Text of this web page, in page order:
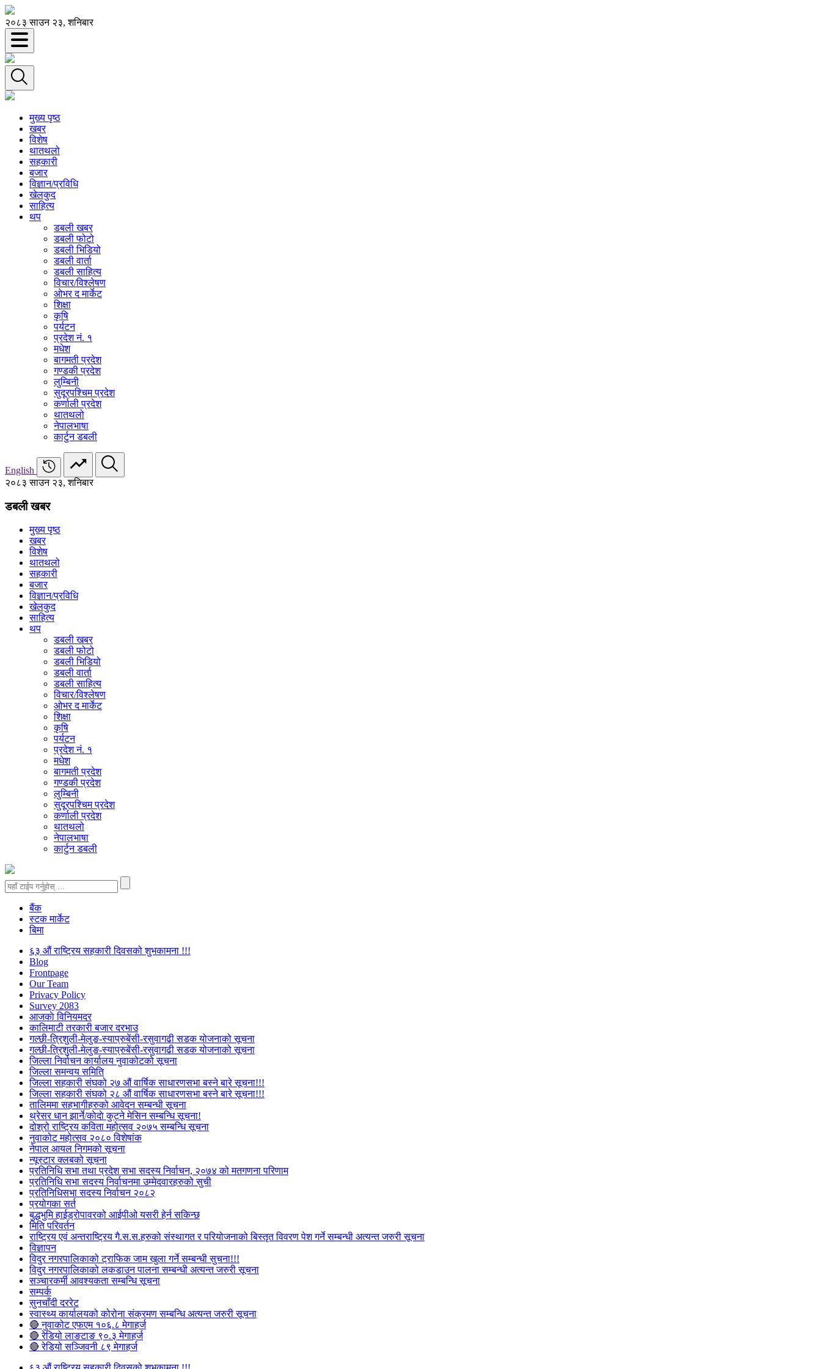
२०८३ साउन २३, शनिबार
मुख्य पृष्ठ
खबर
विशेष
थातथलो
सहकारी
बजार
विज्ञान/प्रविधि
खेलकुद
साहित्य
थप
डबली खबर
डबली फोटो
डबली भिडियो
डबली वार्ता
डबली साहित्य
विचार/विश्‍लेषण
ओभर द मार्केट
शिक्षा
कृषि
पर्यटन
प्रदेश नं. १
मधेश
बागमती प्रदेश
गण्डकी प्रदेश
लुम्बिनी
सुदूरपश्चिम प्रदेश
कर्णाली प्रदेश
थातथलो
नेपालभाषा
कार्टुन डबली
English
२०८३ साउन २३, शनिबार
डबली खबर
मुख्य पृष्ठ
खबर
विशेष
थातथलो
सहकारी
बजार
विज्ञान/प्रविधि
खेलकुद
साहित्य
थप
डबली खबर
डबली फोटो
डबली भिडियो
डबली वार्ता
डबली साहित्य
विचार/विश्‍लेषण
ओभर द मार्केट
शिक्षा
कृषि
पर्यटन
प्रदेश नं. १
मधेश
बागमती प्रदेश
गण्डकी प्रदेश
लुम्बिनी
सुदूरपश्चिम प्रदेश
कर्णाली प्रदेश
थातथलो
नेपालभाषा
कार्टुन डबली
बैंक
स्टक मार्केट
बिमा
६३ औं राष्ट्रिय सहकारी दिवसको शुभकामना !!!
Blog
Frontpage
Our Team
Privacy Policy
Survey 2083
आजकाे विनियमदर
कालिमाटी तरकारी बजार दरभाउ
गल्छी-त्रिशुली-मेलुङ-स्याप्रुबेंसी-रसुवागढी सडक योजनाको सूचना
गल्छी-त्रिशुली-मेलुङ-स्याप्रुबेंसी-रसुवागढी सडक योजनाको सूचना
जिल्ला निर्वाचन कार्यालय नुवाकोटको सूचना
जिल्ला समन्वय समिति
जिल्ला सहकारी संघको २७ औं वार्षिक साधारणसभा बस्ने बारे सूचना!!!
जिल्ला सहकारी संघको २८ औं वार्षिक साधारणसभा बस्ने बारे सूचना!!!
तालिममा सहभागीहरुको आवेदन सम्बन्धी सूचना
थ्रेसर धान झार्ने/काेदाे कुट्ने मेसिन सम्बन्धि सूचना!
दोश्रो राष्ट्रिय कविता महोत्सव २०७५ सम्बन्धि सूचना
नुवाकोट महोत्सव २०८० विशेषांक
नेपाल आयल निगमको सूचना
न्यूस्टार क्लबको सूचना
प्रतिनिधि सभा तथा प्रदेश सभा सदस्य निर्वाचन, २०७४ को मतगणना परिणाम
प्रतिनिधि सभा सदस्य निर्वाचनमा उम्मेदवारहरुको सुची
प्रतिनिधिसभा सदस्य निर्वाचन २०८२
प्रयोगका सर्त
बुद्धभुमि हाईड्रोपावरको आईपीओ यसरी हेर्न सकिन्छ
मिति परिवर्तन
राष्ट्रिय एवं अन्तराष्ट्रिय गै.स.स.हरुको संस्थागत र परियोजनाको बिस्तृत विवरण पेश गर्ने सम्बन्धी अत्यन्त जरुरी सूचना
विज्ञापन
विदुर नगरपालिकाको ट्राफिक जाम खुला गर्ने सम्बन्धी सुचना!!!
विदुर नगरपालिकाको लकडाउन पालना सम्बन्धी अत्यन्त जरुरी सूचना
सञ्चारकर्मी आवश्यकता सम्बन्धि सूचना
सम्पर्क
सुनचाँदी दररेट
स्वास्थ्य कार्यालयको कोरोना संक्रमण सम्बन्धि अत्यन्त जरुरी सूचना
🔴 नुवाकोट एफएम १०६.८ मेगाहर्ज
🔴 रेडियो लाङटाङ ९०.३ मेगाहर्ज
🔴 रेडियो सञ्जिवनी ८९ मेगाहर्ज